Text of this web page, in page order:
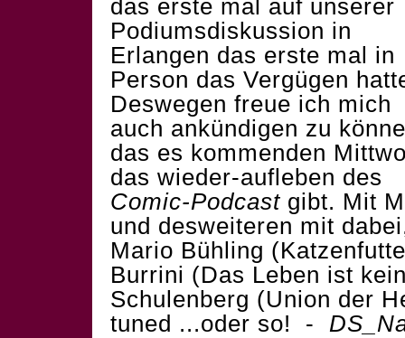
das erste mal auf unserer
Podiumsdiskussion in
Erlangen das erste mal in
Person das Vergügen
Deswegen freue ich mich
auch ankündigen zu
das es kommenden
das wieder-aufleben des
Comic-Podcast gibt. Mit
und desweiteren mit
Mario Bühling (
Burrini (Das Leben ist
Schulenberg (Union der
tuned ...oder so! -